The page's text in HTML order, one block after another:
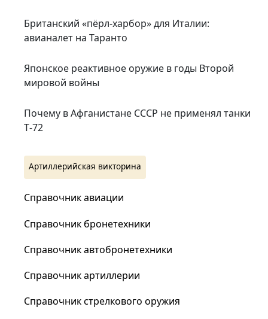
Британский «пёрл-харбор» для Италии:
авианалет на Таранто
Японское реактивное оружие в годы Второй
мировой войны
Почему в Афганистане СССР не применял танки
Т‑72
Артиллерийская викторина
Справочник авиации
Справочник бронетехники
Справочник автобронетехники
Справочник артиллерии
Справочник стрелкового оружия